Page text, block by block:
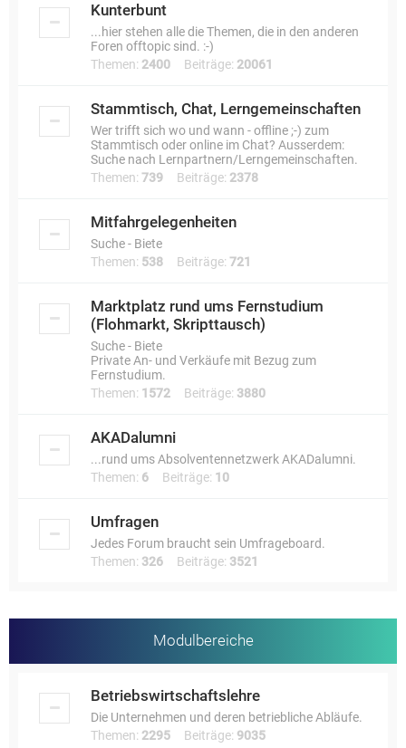
Kunterbunt
...hier stehen alle die Themen, die in den anderen
Foren offtopic sind. :-)
Themen: 2400 Beiträge: 20061
Stammtisch, Chat, Lerngemeinschaften
Wer trifft sich wo und wann - offline ;-) zum
Stammtisch oder online im Chat? Ausserdem:
Suche nach Lernpartnern/Lerngemeinschaften.
Themen: 739 Beiträge: 2378
Mitfahrgelegenheiten
Suche - Biete
Themen: 538 Beiträge: 721
Marktplatz rund ums Fernstudium
(Flohmarkt, Skripttausch)
Suche - Biete
Private An- und Verkäufe mit Bezug zum
Fernstudium.
Themen: 1572 Beiträge: 3880
AKADalumni
...rund ums Absolventennetzwerk AKADalumni.
Themen: 6 Beiträge: 10
Umfragen
Jedes Forum braucht sein Umfrageboard.
Themen: 326 Beiträge: 3521
Modulbereiche
Betriebswirtschaftslehre
Die Unternehmen und deren betriebliche Abläufe.
Themen: 2295 Beiträge: 9035